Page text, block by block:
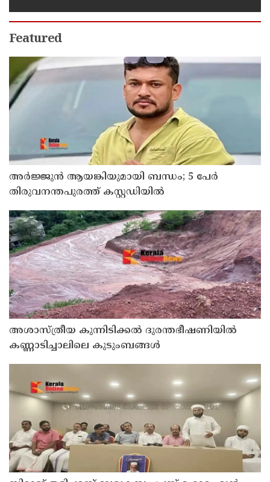
Featured
അർജ്ജുൻ ആയങ്കിയുമായി ബന്ധം; 5 പേർ
തിരുവനന്തപുരത്ത് കസ്റ്റഡിയിൽ
അശാസ്ത്രീയ കുന്നിടിക്കൽ ദുരന്തഭീഷണിയിൽ
കണ്ണാടിച്ചാലിലെ കുടുംബങ്ങൾ